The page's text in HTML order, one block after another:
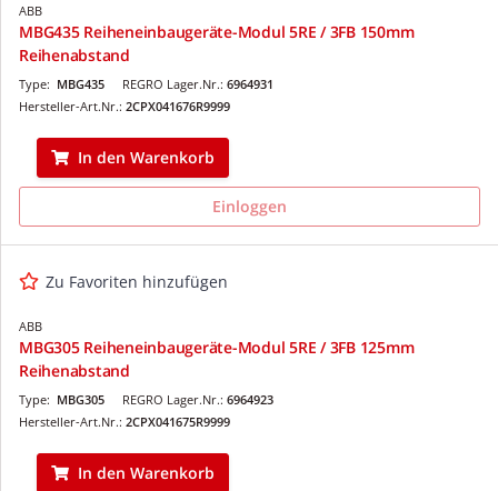
ABB
MBG435 Reiheneinbaugeräte-Modul 5RE / 3FB 150mm
Reihenabstand
REGRO Lager.Nr.: 6964931
Type: MBG435
Hersteller-Art.Nr.: 2CPX041676R9999
In den Warenkorb
Einloggen
Zu Favoriten hinzufügen
ABB
MBG305 Reiheneinbaugeräte-Modul 5RE / 3FB 125mm
Reihenabstand
REGRO Lager.Nr.: 6964923
Type: MBG305
Hersteller-Art.Nr.: 2CPX041675R9999
In den Warenkorb